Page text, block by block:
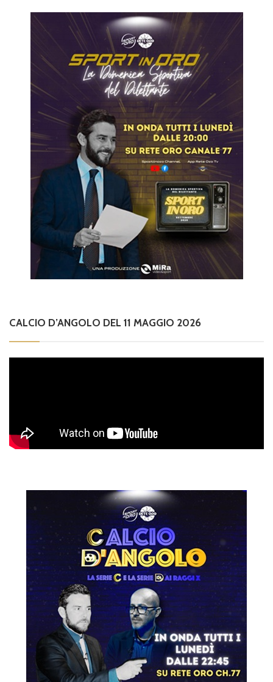
CALCIO D’ANGOLO DEL 11 MAGGIO 2026